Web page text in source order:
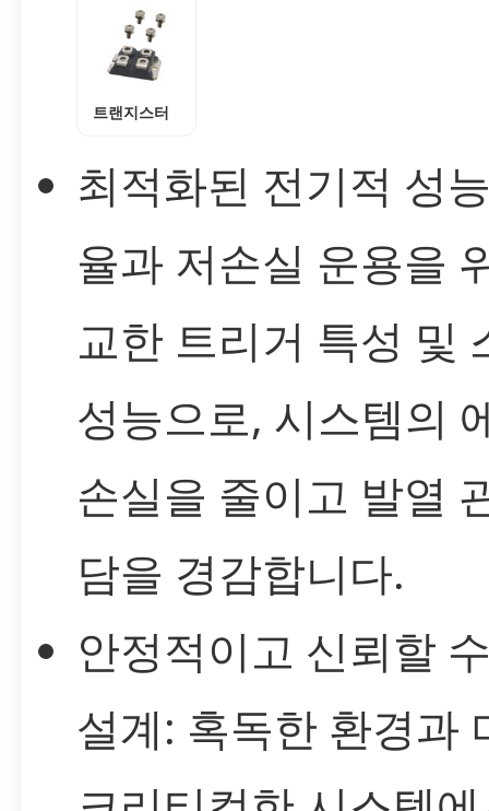
트랜지스터
최적화된 전기적 성
율과 저손실 운용을
교한 트리거 특성 및
성능으로, 시스템의
손실을 줄이고 발열
담을 경감합니다.
안정적이고 신뢰할
설계: 혹독한 환경과